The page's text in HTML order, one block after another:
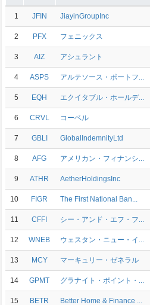
1 JFIN JiayinGroupInc
2 PFX フェニックス
3 AIZ アシュラント
4 ASPS アルテソース・ポートフ...
5 EQH エクイタブル・ホールデ...
6 CRVL コーベル
7 GBLI GlobalIndemnityLtd
8 AFG アメリカン・フィナンシ...
9 ATHR AetherHoldingsInc
10 FIGR The First National Ban...
11 CFFI シー・アンド・エフ・フ...
12 WNEB ウェスタン・ニュー・イ...
13 MCY マーキュリー・ゼネラル
14 GPMT グラナイト・ポイント・...
15 BETR Better Home & Finance ...